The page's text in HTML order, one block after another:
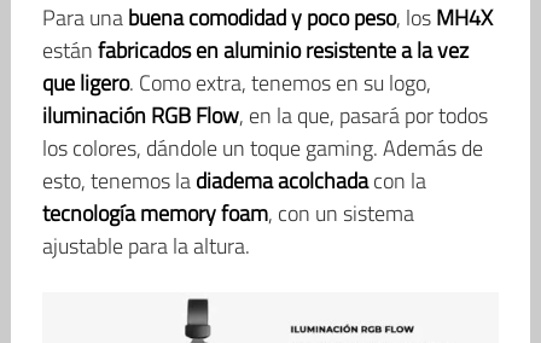
Para unabuena comodidad y poco peso, losMH4X
estánfabricados en aluminio resistente a la vez
que ligero. Como extra, tenemos en su logo,
iluminación RGB Flow, en la que, pasará por todos
los colores, dándole un toque gaming. Además de
esto, tenemos ladiadema acolchadacon la
tecnología memory foam, con un sistema
ajustable para la altura.